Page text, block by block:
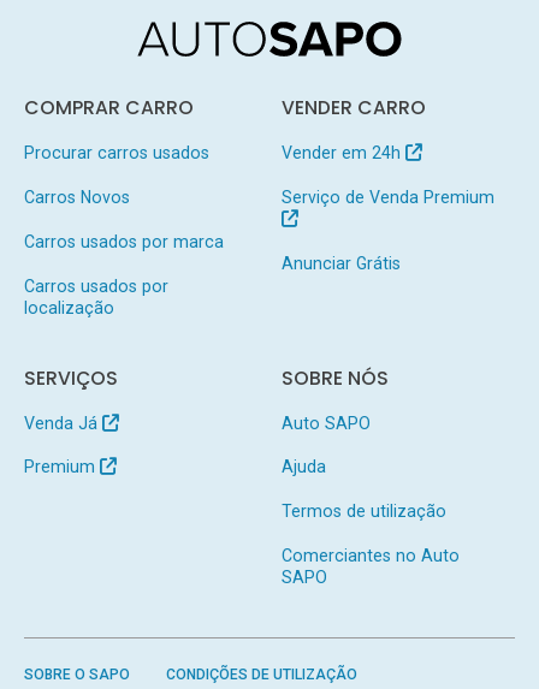
COMPRAR CARRO
Procurar carros usados
Carros Novos
Carros usados por marca
Carros usados por
localização
VENDER CARRO
Vender em 24h
Serviço de Venda Premium
Anunciar Grátis
SERVIÇOS
Venda Já
Premium
SOBRE NÓS
Auto SAPO
Ajuda
Termos de utilização
Comerciantes no Auto
SAPO
SOBRE O SAPO CONDIÇÕES DE UTILIZAÇÃO